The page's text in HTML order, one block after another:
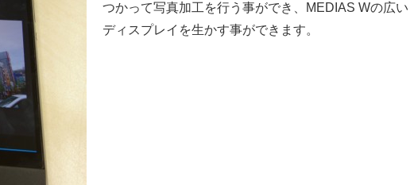
つかって写真加工を行う事ができ、MEDIAS Wの広い
ディスプレイを生かす事ができます。